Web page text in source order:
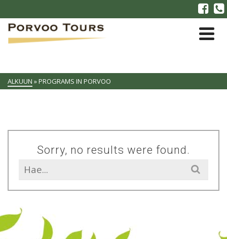
ALKUUN »PROGRAMS IN PORVOO
Sorry, no results were found.
Search
for: